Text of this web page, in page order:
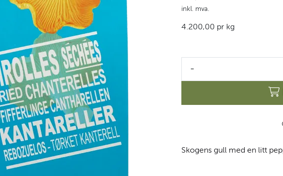
inkl. mva.
4.200,00 pr kg
-
Skogens gull med en litt